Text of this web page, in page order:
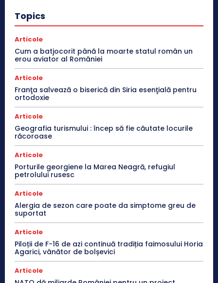
Topics
Articole
Cum a batjocorit până la moarte statul român un
erou aviator al României
Articole
Franţa salvează o biserică din Siria esenţială pentru
ortodoxie
Articole
Geografia turismului : încep să fie căutate locurile
răcoroase
Articole
Porturile georgiene la Marea Neagră, refugiul
petrolului rusesc
Articole
Alergia de sezon care poate da simptome greu de
suportat
Articole
Piloții de F-16 de azi continuă tradiția faimosului Horia
Agarici, vânător de bolșevici
Articole